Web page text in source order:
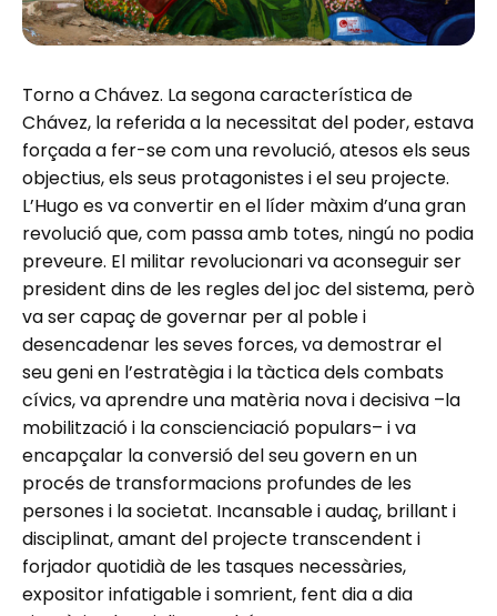
Torno a Chávez. La segona característica de
Chávez, la referida a la necessitat del poder, estava
forçada a fer-se com una revolució, atesos els seus
objectius, els seus protagonistes i el seu projecte.
L’Hugo es va convertir en el líder màxim d’una gran
revolució que, com passa amb totes, ningú no podia
preveure. El militar revolucionari va aconseguir ser
president dins de les regles del joc del sistema, però
va ser capaç de governar per al poble i
desencadenar les seves forces, va demostrar el
seu geni en l’estratègia i la tàctica dels combats
cívics, va aprendre una matèria nova i decisiva –la
mobilització i la conscienciació populars– i va
encapçalar la conversió del seu govern en un
procés de transformacions profundes de les
persones i la societat. Incansable i audaç, brillant i
disciplinat, amant del projecte transcendent i
forjador quotidià de les tasques necessàries,
expositor infatigable i somrient, fent dia a dia